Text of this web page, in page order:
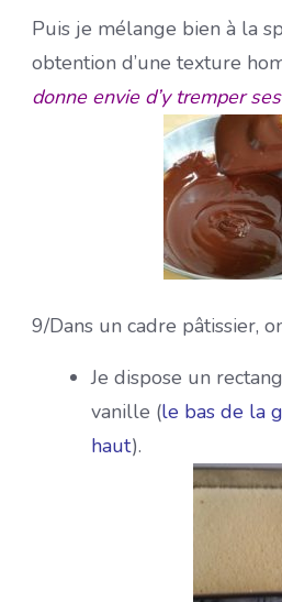
Puis je mélange bien à la
obtention d’une texture
donne envie d’y tremper
9/Dans un cadre pâtissier,
Je dispose un
vanille (le bas de la
haut).